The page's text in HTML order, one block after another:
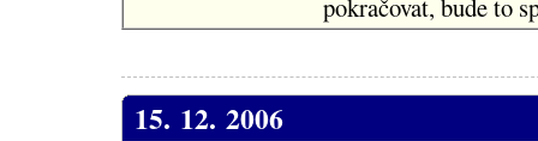
pokračovat, bude to
15. 12. 2006